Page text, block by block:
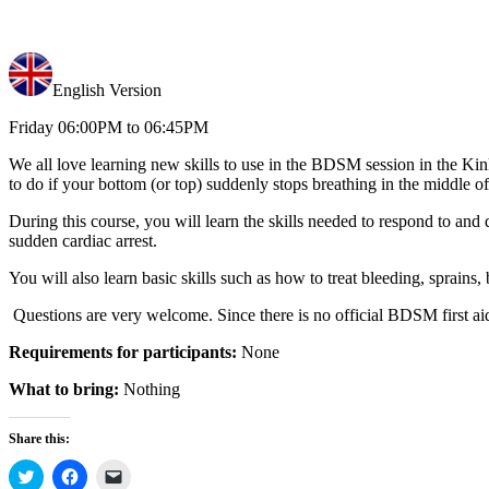
English Version
Friday 06:00PM to 06:45PM
We all love learning new skills to use in the BDSM session in the
to do if your bottom (or top) suddenly stops breathing in the middle
During this course, you will learn the skills needed to respond to
sudden cardiac arrest.
You will also learn basic skills such as how to treat bleeding,
Questions are very welcome. Since there is no official BDSM first
Requirements for participants: None
What to bring: Nothing
Share this:
Click Click